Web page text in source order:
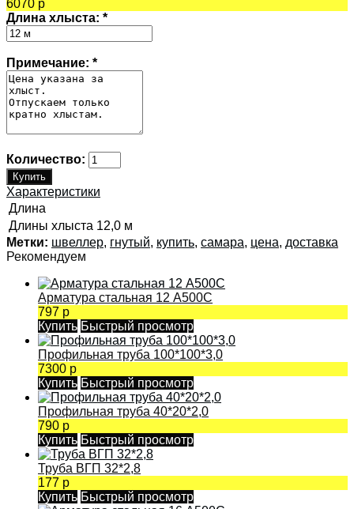
6070 р
Длина хлыста: *
Примечание: *
Количество:
Характеристики
Длина
Длины хлыста 12,0 м
Метки: швеллер, гнутый, купить, самара, цена, доставка
Рекомендуем
Арматура стальная 12 А500С
797 р
Купить Быстрый просмотр
Профильная труба 100*100*3,0
7300 р
Купить Быстрый просмотр
Профильная труба 40*20*2,0
790 р
Купить Быстрый просмотр
Труба ВГП 32*2,8
177 р
Купить Быстрый просмотр